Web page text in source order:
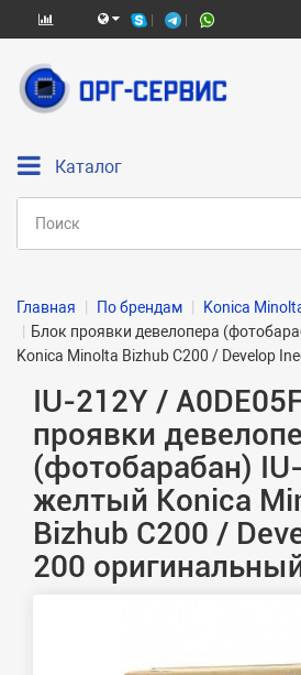
Каталог
Главная По брендам Konica
Блок проявки девелопера
Konica Minolta Bizhub C200 / Develop
IU-212Y /
проявки
(фотобарабан)
желтый Konica
Bizhub C200 /
200